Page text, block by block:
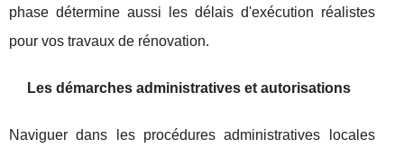
phase détermine aussi les délais d'exécution réalistes
pour vos travaux de rénovation.
Les démarches administratives et autorisations
Naviguer dans les procédures administratives locales